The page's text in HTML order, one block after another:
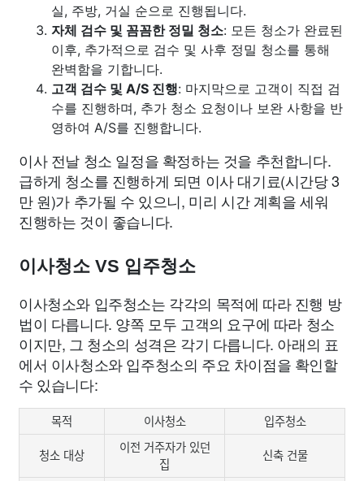
실, 주방, 거실 순으로 진행됩니다.
자체 검수 및 꼼꼼한 정밀 청소: 모든 청소가 완료된
이후, 추가적으로 검수 및 사후 정밀 청소를 통해
완벽함을 기합니다.
고객 검수 및 A/S 진행: 마지막으로 고객이 직접 검
수를 진행하며, 추가 청소 요청이나 보완 사항을 반
영하여 A/S를 진행합니다.
이사 전날 청소 일정을 확정하는 것을 추천합니다.
급하게 청소를 진행하게 되면 이사 대기료(시간당 3
만 원)가 추가될 수 있으니, 미리 시간 계획을 세워
진행하는 것이 좋습니다.
이사청소 VS 입주청소
이사청소와 입주청소는 각각의 목적에 따라 진행 방
법이 다릅니다. 양쪽 모두 고객의 요구에 따라 청소
이지만, 그 청소의 성격은 각기 다릅니다. 아래의 표
에서 이사청소와 입주청소의 주요 차이점을 확인할
수 있습니다:
목적 이사청소 입주청소
청소 대상
이전 거주자가 있던
집
신축 건물